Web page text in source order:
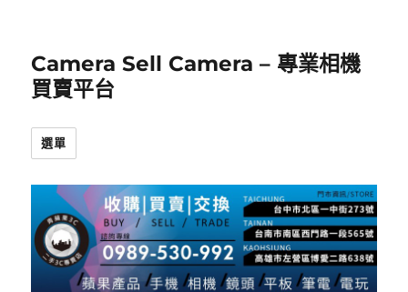
Camera Sell Camera – 專業相機
買賣平台
選單